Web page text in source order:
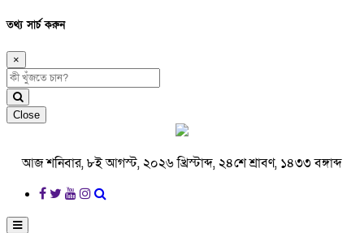
তথ্য সার্চ করুন
×
Close
আজ শনিবার, ৮ই আগস্ট, ২০২৬ খ্রিস্টাব্দ, ২৪শে শ্রাবণ, ১৪৩৩ বঙ্গাব্দ